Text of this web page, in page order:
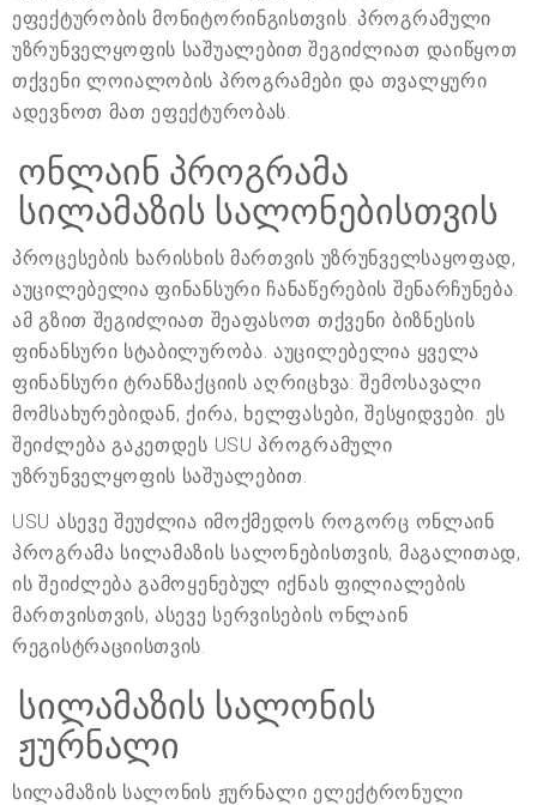
ეფექტურობის მონიტორინგისთვის. პროგრამული
უზრუნველყოფის საშუალებით შეგიძლიათ დაიწყოთ
თქვენი ლოიალობის პროგრამები და თვალყური
ადევნოთ მათ ეფექტურობას.
ონლაინ პროგრამა
სილამაზის სალონებისთვის
პროცესების ხარისხის მართვის უზრუნველსაყოფად,
აუცილებელია ფინანსური ჩანაწერების შენარჩუნება.
ამ გზით შეგიძლიათ შეაფასოთ თქვენი ბიზნესის
ფინანსური სტაბილურობა. აუცილებელია ყველა
ფინანსური ტრანზაქციის აღრიცხვა: შემოსავალი
მომსახურებიდან, ქირა, ხელფასები, შესყიდვები. ეს
შეიძლება გაკეთდეს USU პროგრამული
უზრუნველყოფის საშუალებით.
USU ასევე შეუძლია იმოქმედოს როგორც ონლაინ
პროგრამა სილამაზის სალონებისთვის, მაგალითად,
ის შეიძლება გამოყენებულ იქნას ფილიალების
მართვისთვის, ასევე სერვისების ონლაინ
რეგისტრაციისთვის.
სილამაზის სალონის
ჟურნალი
სილამაზის სალონის ჟურნალი ელექტრონული